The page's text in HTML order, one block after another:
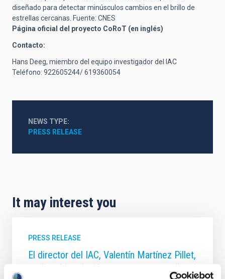
diseñado para detectar minúsculos cambios en el brillo de
estrellas cercanas. Fuente: CNES
Página oficial del proyecto CoRoT (en inglés)
Contacto:
Hans Deeg, miembro del equipo investigador del IAC
Teléfono: 922605244/ 619360054
NEWS TYPE
PRESS RELEASE
It may interest you
PRESS RELEASE
El director del IAC, Valentín Martínez Pillet,
analizará la relación con nuestra estrella, el